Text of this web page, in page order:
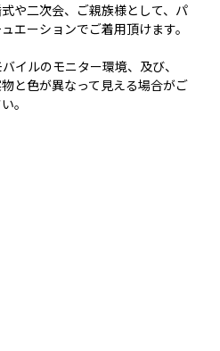
式や二次会、ご親族様として、パ
エーションでご着用頂けます。
イルのモニター環境、及び、
と色が異なって見える場合がご
。